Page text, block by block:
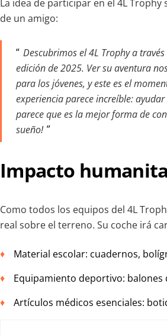
La idea de participar en el 4L
de un amigo:
Descubrimos el 4L Trophy a
edición de 2025. Ver su aventura
para los jóvenes, y este es el
experiencia parece increíble:
parece que es la mejor forma de
sueño!
Impacto
Como todos los equipos del 4L
real sobre el terreno. Su coche irá
Material escolar: cuadernos,
Equipamiento deportivo:
Artículos médicos esenciales: